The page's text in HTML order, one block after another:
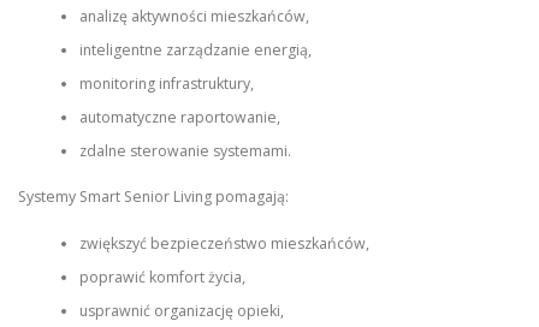
analizę aktywności mieszkańców,
inteligentne zarządzanie energią,
monitoring infrastruktury,
automatyczne raportowanie,
zdalne sterowanie systemami.
Systemy Smart Senior Living pomagają:
zwiększyć bezpieczeństwo mieszkańców,
poprawić komfort życia,
usprawnić organizację opieki,